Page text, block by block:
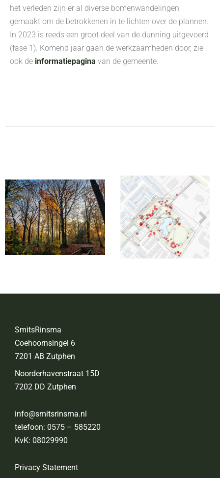
het verleden zijn er al diverse bomenwandelingen
gemaakt om de betrokkenen in te lichten over de plannen.
In 2023 is reeds een groot deel van de dunning uitgevoerd
(fase 1). Komend jaar gaan de werkzaamheden door, zie
ook de informatiepagina van de gemeente.
SmitsRinsma
Coehoornsingel 6
7201 AB Zutphen
Noorderhavenstraat 15D
7202 DD Zutphen
info@smitsrinsma.nl
telefoon: 0575 – 585220
KvK: 08029990
Privacy Statement